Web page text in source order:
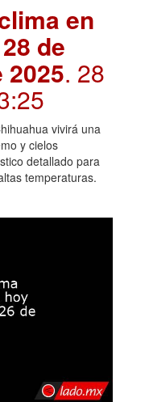
en
de
2025. 28
vivirá una
y cielos
detallado para
temperaturas.